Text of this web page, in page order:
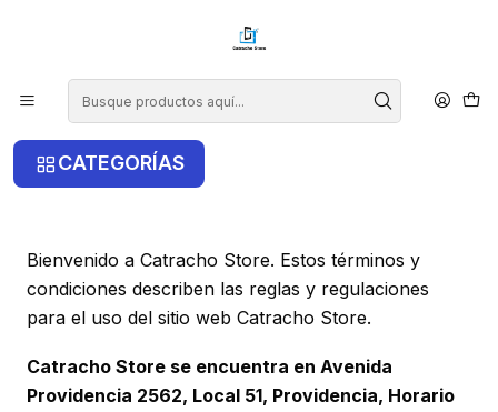
CATEGORÍAS
Inicio Terminos y Condiciones
Terminos y Condiciones
Bienvenido a Catracho Store. Estos términos y
condiciones describen las reglas y regulaciones
para el uso del sitio web Catracho Store.
Catracho Store se encuentra en Avenida
Providencia 2562, Local 51, Providencia, Horario